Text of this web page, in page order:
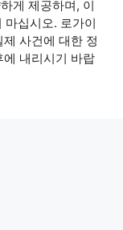
게 제공하며, 이
마십시오. 로가이
사건에 대한 정
내리시기 바랍